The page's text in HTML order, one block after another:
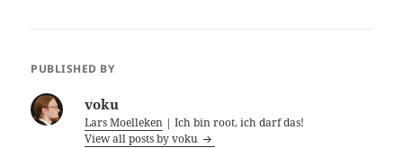
PUBLISHED BY
voku
Lars Moelleken | Ich bin root, ich darf das!
View all posts by voku